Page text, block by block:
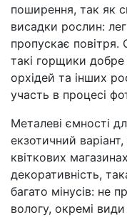
поширення, так як
висадки рослин:
пропускає повітря.
такі горщики
орхідей та інших
участь в процесі
Металеві ємності
екзотичний
квіткових
декоративність,
багато мінусів: не
вологу, окремі